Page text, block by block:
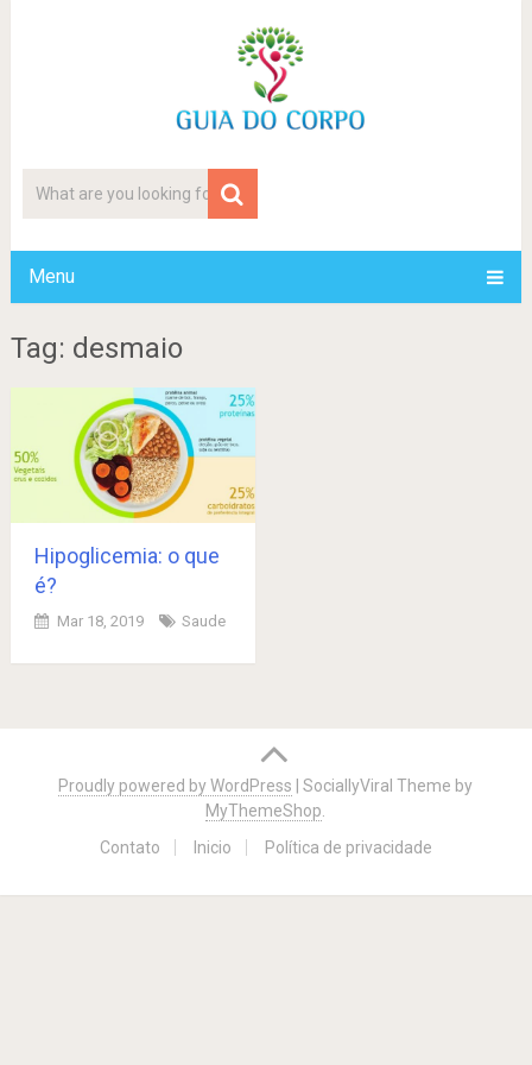
Menu
Tag: desmaio
Hipoglicemia: o que
é?
Mar 18, 2019 Saude
navigation
Proudly powered by WordPress |SociallyViral Theme by
MyThemeShop
Contato
Inicio Política de privacidade